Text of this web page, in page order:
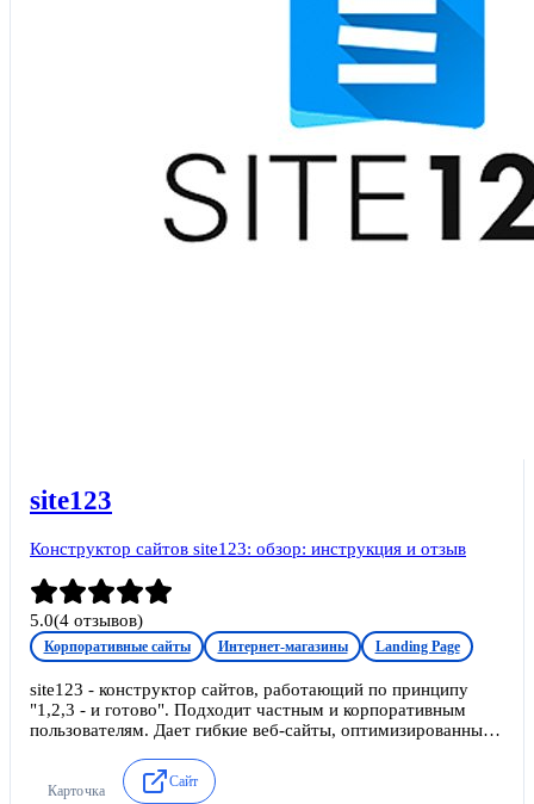
site123
Конструктор сайтов site123: обзор: инструкция и отзыв
5.0(4 отзывов)
Корпоративные сайты Интернет-магазины Landing Page
site123 - конструктор сайтов, работающий по принципу
"1,2,3 - и готово". Подходит частным и корпоративным
пользователям. Дает гибкие веб-сайты, оптимизированные
видам устройств и разрешениям экрана.
Карточка
Сайт